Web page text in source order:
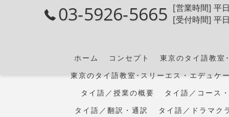
03-5926-5665 [営業時間] 平
[受付時間] 平
ホーム コンセプト 東京のタイ語教室
東京のタイ語教室･スリーエス・エデュケ
タイ語／授業の概要
タイ語／コース
タイ語／翻訳・通訳
タイ語／ドラマク